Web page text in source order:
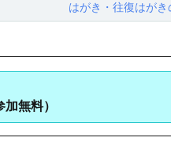
はがき・往復はが
無料）